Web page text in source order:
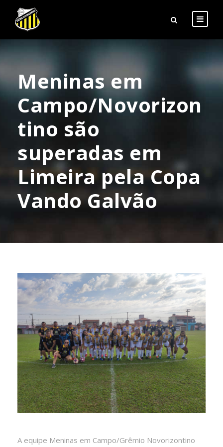
Meninas em
Campo/Novorizon
tino são
superadas em
Limeira pela Copa
Vando Galvão
A equipe Meninas em Campo/Grêmio Novorizontino